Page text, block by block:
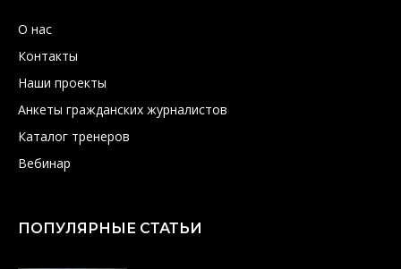
О нас
Контакты
Наши проекты
Анкеты гражданских журналистов
Каталог тренеров
Вебинар
ПОПУЛЯРНЫЕ СТАТЬИ